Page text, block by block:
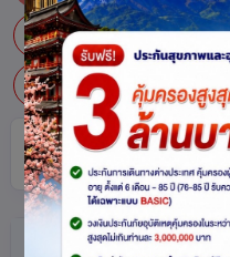
แมนเชสเตอร์ ลอนดอน
อังกฤษ-ลอนดอน ซ่อน